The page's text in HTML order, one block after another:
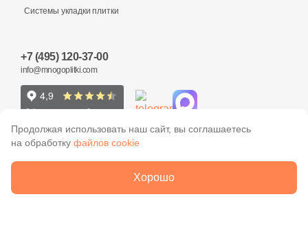
Минимальная сумма заказа
Ваше имя
Телефон
Ваше имя
Системы укладки плитки
+7 (495) 120-37-00
info@mnogoplitki.com
2005-2026 © Много плитки. Цены и информация,
Продолжая использовать наш сайт, вы соглашаетесь
на обработку файлов cookie
Хорошо